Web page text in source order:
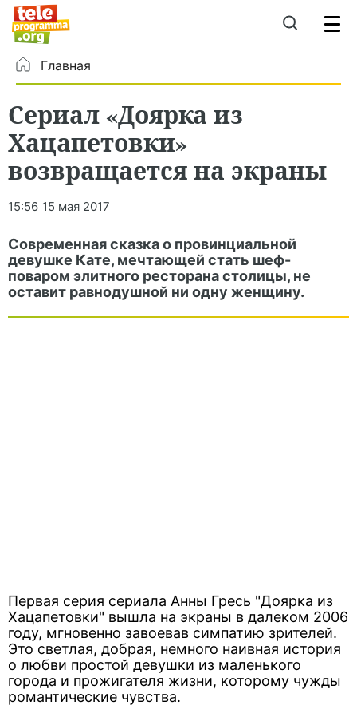
Главная
Сериал «Доярка из
Хацапетовки»
возвращается на экраны
15:56 15 мая 2017
Современная сказка о провинциальной
девушке Кате, мечтающей стать шеф-
поваром элитного ресторана столицы, не
оставит равнодушной ни одну женщину.
Первая серия сериала Анны Гресь "Доярка из
Хацапетовки" вышла на экраны в далеком 2006
году, мгновенно завоевав симпатию зрителей.
Это светлая, добрая, немного наивная история
о любви простой девушки из маленького
города и прожигателя жизни, которому чужды
романтические чувства.